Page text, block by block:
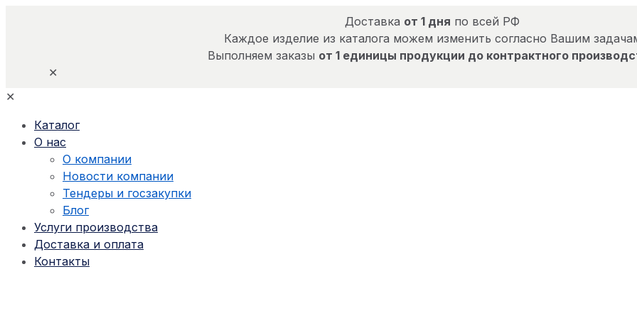
Доставка от 1 дня по всей РФ
Каждое изделие из каталога можем изменить согласно Вашим
Выполняем заказы от 1 единицы продукции до контрактного
✕
✕
Каталог
О нас
О компании
Новости компании
Тендеры и госзакупки
Блог
Услуги производства
Доставка и оплата
Контакты